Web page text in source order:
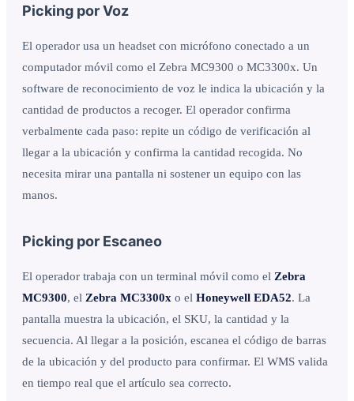
Picking por Voz
El operador usa un headset con micrófono conectado a un
computador móvil como el Zebra MC9300 o MC3300x. Un
software de reconocimiento de voz le indica la ubicación y la
cantidad de productos a recoger. El operador confirma
verbalmente cada paso: repite un código de verificación al
llegar a la ubicación y confirma la cantidad recogida. No
necesita mirar una pantalla ni sostener un equipo con las
manos.
Picking por Escaneo
El operador trabaja con un terminal móvil como el Zebra
MC9300, el Zebra MC3300x o el Honeywell EDA52. La
pantalla muestra la ubicación, el SKU, la cantidad y la
secuencia. Al llegar a la posición, escanea el código de barras
de la ubicación y del producto para confirmar. El WMS valida
en tiempo real que el artículo sea correcto.